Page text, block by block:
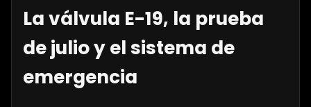
La válvula E-19, la prueba
de julio y el sistema de
emergencia